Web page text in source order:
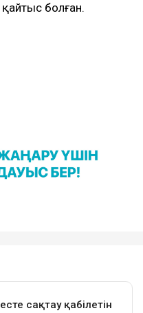
қайтыс болған.